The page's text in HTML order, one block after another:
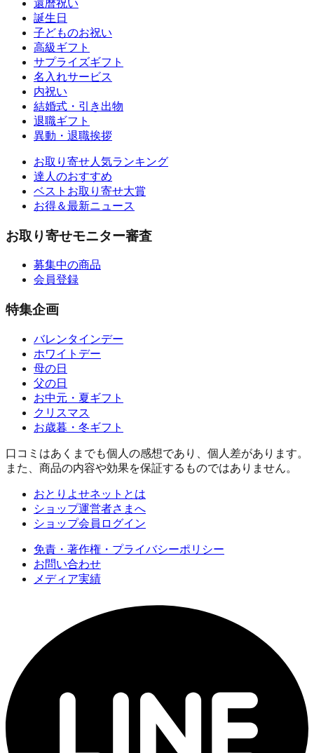
還暦祝い
誕生日
子どものお祝い
高級ギフト
サプライズギフト
名入れサービス
内祝い
結婚式・引き出物
退職ギフト
異動・退職挨拶
お取り寄せ人気ランキング
達人のおすすめ
ベストお取り寄せ大賞
お得＆最新ニュース
お取り寄せモニター審査
募集中の商品
会員登録
特集企画
バレンタインデー
ホワイトデー
母の日
父の日
お中元・夏ギフト
クリスマス
お歳暮・冬ギフト
口コミはあくまでも個人の感想であり、個人差があります。
また、商品の内容や効果を保証するものではありません。
おとりよせネットとは
ショップ運営者さまへ
ショップ会員ログイン
免責・著作権・プライバシーポリシー
お問い合わせ
メディア実績